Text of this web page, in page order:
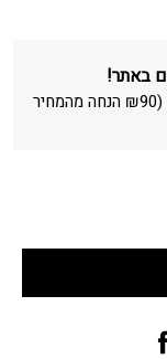
(
₪90
הנחה מהמחיר